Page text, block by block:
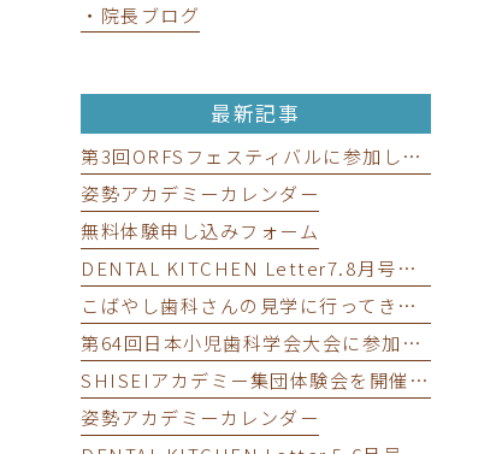
・院長ブログ
最新記事
第3回ORFSフェスティバルに参加してきました！
姿勢アカデミーカレンダー
無料体験申し込みフォーム
DENTAL KITCHEN Letter7.8月号の更新です。
こばやし歯科さんの見学に行ってきました！
第64回日本小児歯科学会大会に参加してきました！
SHISEIアカデミー集団体験会を開催しました♪
姿勢アカデミーカレンダー